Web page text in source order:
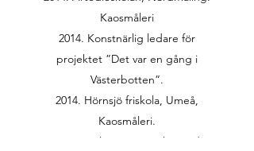
Kaosmåleri
2014. Konstnärlig ledare för
projektet ”Det var en gång i
Västerbotten”.
2014. Hörnsjö friskola, Umeå,
Kaosmåleri.
2014. Färeläsning om Skapande